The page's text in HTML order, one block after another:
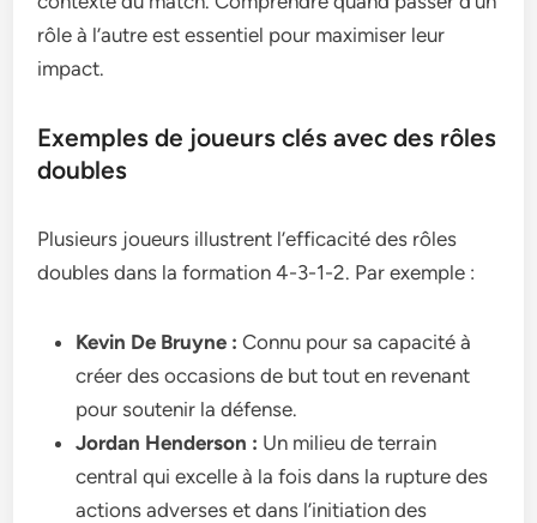
rôle à l’autre est essentiel pour maximiser leur
impact.
Exemples de joueurs clés avec des rôles
doubles
Plusieurs joueurs illustrent l’efficacité des rôles
doubles dans la formation 4-3-1-2. Par exemple :
Kevin De Bruyne : Connu pour sa capacité à
créer des occasions de but tout en revenant
pour soutenir la défense.
Jordan Henderson : Un milieu de terrain
central qui excelle à la fois dans la rupture des
actions adverses et dans l’initiation des